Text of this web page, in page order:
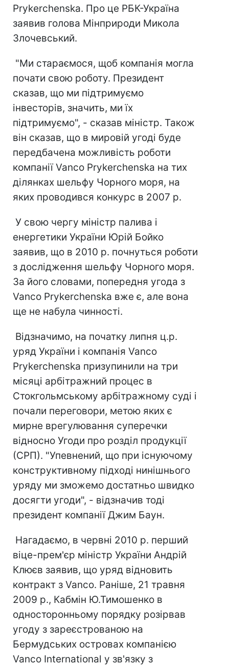
Prykerchenska. Про це РБК-Україна
заявив голова Мінприроди Микола
Злочевський.
"Ми стараємося, щоб компанія могла
почати свою роботу. Президент
сказав, що ми підтримуємо
інвесторів, значить, ми їх
підтримуємо", - сказав міністр. Також
він сказав, що в мировій угоді буде
передбачена можливість роботи
компанії Vanco Prykerchenska на тих
ділянках шельфу Чорного моря, на
яких проводився конкурс в 2007 р.
У свою чергу міністр палива і
енергетики України Юрій Бойко
заявив, що в 2010 р. почнуться роботи
з дослідження шельфу Чорного моря.
За його словами, попередня угода з
Vanco Prykerchenska вже є, але вона
ще не набула чинності.
Відзначимо, на початку липня ц.р.
уряд України і компанія Vanco
Prykerchenska призупинили на три
місяці арбітражний процес в
Стокгольмському арбітражному суді і
почали переговори, метою яких є
мирне врегулювання суперечки
відносно Угоди про розділ продукції
(СРП). "Упевнений, що при існуючому
конструктивному підході нинішнього
уряду ми зможемо достатньо швидко
досягти угоди", - відзначив тоді
президент компанії Джим Баун.
Нагадаємо, в червні 2010 р. перший
віце-прем'єр міністр України Андрій
Клюєв заявив, що уряд відновить
контракт з Vanco. Раніше, 21 травня
2009 р., Кабмін Ю.Тимошенко в
односторонньому порядку розірвав
угоду з зареєстрованою на
Бермудських островах компанією
Vanco International у зв'язку з